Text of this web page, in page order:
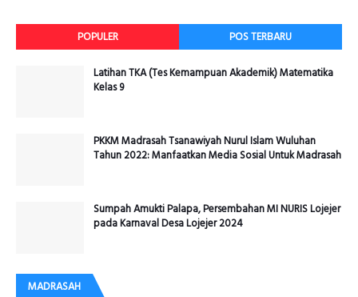
POPULER POS TERBARU
Latihan TKA (Tes Kemampuan Akademik) Matematika
Kelas 9
PKKM Madrasah Tsanawiyah Nurul Islam Wuluhan
Tahun 2022: Manfaatkan Media Sosial Untuk Madrasah
Sumpah Amukti Palapa, Persembahan MI NURIS Lojejer
pada Karnaval Desa Lojejer 2024
MADRASAH